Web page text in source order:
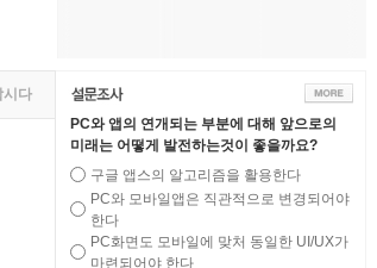
시다
PC와 앱의 연개되는 부분에 대해 앞으로의
미래는 어떻게 발전하는것이 좋을까요?
구글 앱스의 알고리즘을 활용한다
PC와 모바일앱은 직관적으로 변경되어야
한다
PC화면도 모바일에 맞처 동일한 UI/UX가
마련되어야 한다